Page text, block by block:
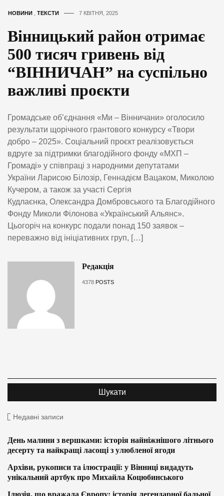
НОВИНИ , ТЕКСТИ 7 КВІТНЯ, 2025
Вінницький район отримає
500 тисяч гривень від
“ВІННИЧАН” на суспільно
важливі проєкти
Громадське об’єднання «Ми – Вінничани» оголосило
результати щорічного грантового конкурсу «Твори
добро – 2025». Соціальний проєкт реалізовується
вдруге за підтримки благодійного фонду «МХП –
Громаді» у співпраці з народними депутатами
України Ларисою Білозір, Геннадієм Вацаком, Миколою
Кучером, а також за участі Сергія
Кудлаєнка, Олександра Домбровського та Благодійного
Фонду Миколи Філонова «Український Альянс».
Цьогоріч на конкурс подали понад 150 заявок –
переважно від ініціативних груп, […]
Редакція
4378 POSTS
Недавні записи
День малини з вершками: історія найніжнішого літнього
десерту та найкращі ласощі з улюбленої ягоди
Архіви, рукописи та ілюстрації: у Вінниці видадуть
унікальний артбук про Михайла Коцюбинського